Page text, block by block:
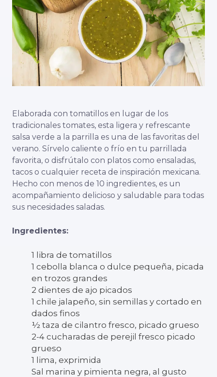
Elaborada con tomatillos en lugar de los
tradicionales tomates, esta ligera y refrescante
salsa verde a la parrilla es una de las favoritas del
verano. Sírvelo caliente o frío en tu parrillada
favorita, o disfrútalo con platos como ensaladas,
tacos o cualquier receta de inspiración mexicana.
Hecho con menos de 10 ingredientes, es un
acompañamiento delicioso y saludable para todas
sus necesidades saladas.
Ingredientes:
1 libra de tomatillos
1 cebolla blanca o dulce pequeña, picada
en trozos grandes
2 dientes de ajo picados
1 chile jalapeño, sin semillas y cortado en
dados finos
½ taza de cilantro fresco, picado grueso
2-4 cucharadas de perejil fresco picado
grueso
1 lima, exprimida
Sal marina y pimienta negra, al gusto